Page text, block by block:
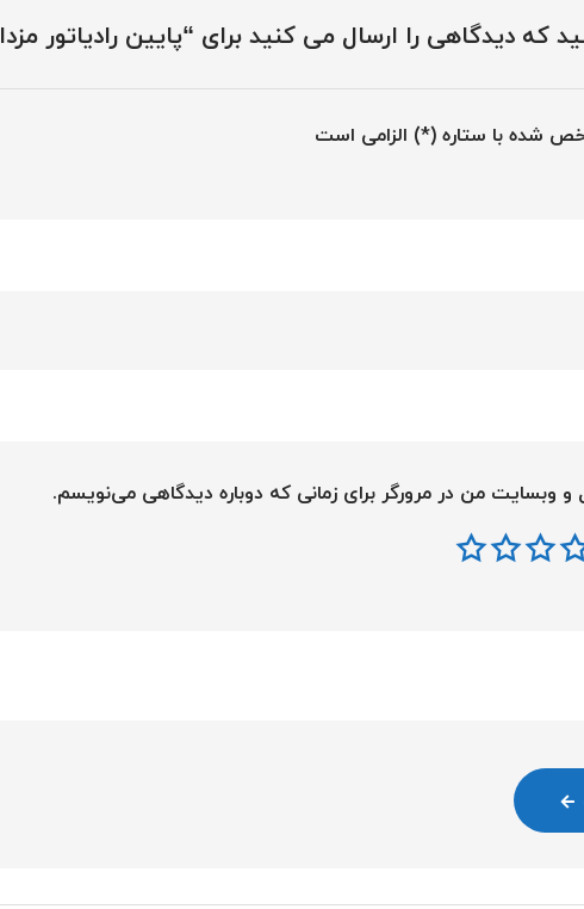
که دیدگاهی را ارسال می کنید برای “پایین رادیاتور مزدا 2000”
شده با ستاره (*) الزامی است
و وبسایت من در مرورگر برای زمانی که دوباره دیدگاهی می‌نویسم.